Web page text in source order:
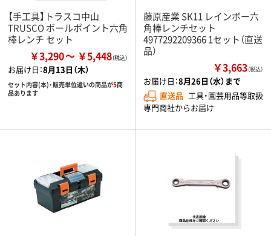
【手工具】トラスコ中山
TRUSCO ボールポイント六角
棒レンチ セット
￥3,290 ￥5,448
お届け日：8月13日（木）
セット内容(本)・販売単位違いの商品が5商
品あります
藤原産業 SK11 レインボー六
角棒レンチセット
4977292209366 1セット（直送
品）
￥3,663（税込）
お届け日：8月26日（水）まで
直送品 工具・園芸用品等取扱
専門商社からお届け